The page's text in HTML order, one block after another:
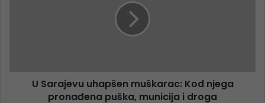
U Sarajevu uhapšen muškarac: Kod njega
pronađena puška, municija i droga